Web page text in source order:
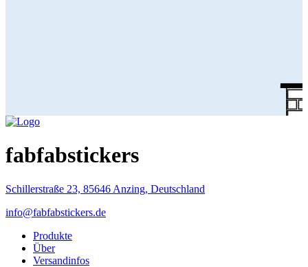
fabfabstickers
Schillerstraße 23, 85646 Anzing, Deutschland
info@fabfabstickers.de
Produkte
Über
Versandinfos